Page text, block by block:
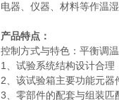
电器、仪器、材料等作温
产品特点：
控制方式与特色：平衡调
1、试验系统结构设计合理
2、该试验箱主要功能元器
3、零部件的配套与组装匹